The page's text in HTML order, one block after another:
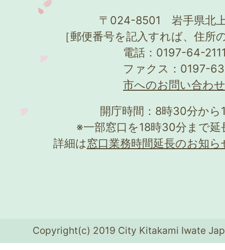
〒024-8501 岩手県北
［郵便番号を記入すれば、住所
電話：0197-64-
ファクス：0197-
市へのお問い合わ
開庁時間：8時30分か
※一部窓口を18時30分まで
詳細は窓口業務時間延長のお知ら
Copyright(c) 2019 City Kitakami Iwate